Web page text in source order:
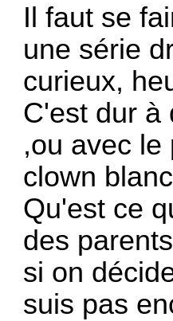
Il faut se
une série
curieux,
C'est dur à
,ou avec le
clown
Qu'est ce
des
si on
suis pas